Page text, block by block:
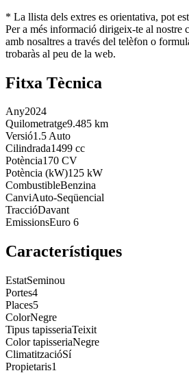
* La llista dels extres es orientativa, pot
Per a més informació dirigeix-te al nostre
amb nosaltres a través del telèfon o
trobaràs al peu de la web.
Fitxa Tècnica
Any2024
Quilometratge9.485 km
Versió1.5 Auto
Cilindrada1499 cc
Potència170 CV
Potència (kW)125 kW
CombustibleBenzina
CanviAuto-Seqüencial
TraccióDavant
EmissionsEuro 6
Característiques
EstatSeminou
Portes4
Places5
ColorNegre
Tipus tapisseriaTeixit
Color tapisseriaNegre
ClimatitzacióSí
Propietaris1